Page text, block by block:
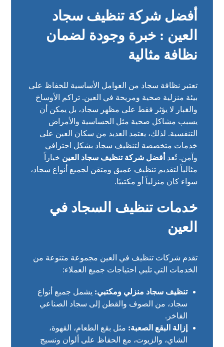
أفضل شركة تنظيف سجاد
العين : خبرة وجودة لضمان
نظافة مثالية
تعتبر نظافة سجاد من العوامل الأساسية للحفاظ على
بيئة منزلية صحية ومريحة في العين. تراكم الأوساخ
والغبار لا يؤثر فقط على مظهر سجاد، بل يمكن أن
يسبب مشاكل صحية مثل الحساسية والأمراض
التنفسية. لذلك، يعتمد العديد من سكان العين على
خدمات متخصصة لتنظيف سجاد بشكل احترافي
وآمن. تُعد أفضل شركة تنظيف سجاد العين خياراً
مثالياً لتقديم تنظيف عميق ومتقن لجميع أنواع سجاد،
سواء كان منزلياً أو مكتبيًا.
خدمات تنظيف السجاد في
العين
تقدم شركات تنظيف في العين مجموعة متنوعة من
الخدمات التي تلبي احتياجات جميع العملاء:
تنظيف سجاد منزلي ومكتبي: يشمل جميع أنواع
سجاد، من الصوف والقطن إلى سجاد الصناعي
الفاخر.
إزالة البقع الصعبة: مثل بقع الطعام، القهوة،
الشاي، والزيوت، مع الحفاظ على ألوان ونسيج